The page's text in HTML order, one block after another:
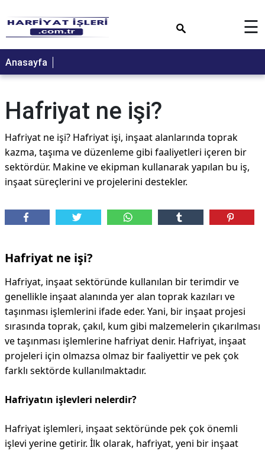
☰
Anasayfa
Hafriyat ne işi?
Hafriyat ne işi? Hafriyat işi, inşaat alanlarında toprak
kazma, taşıma ve düzenleme gibi faaliyetleri içeren bir
sektördür. Makine ve ekipman kullanarak yapılan bu iş,
inşaat süreçlerini ve projelerini destekler.
Hafriyat ne işi?
Hafriyat, inşaat sektöründe kullanılan bir terimdir ve
genellikle inşaat alanında yer alan toprak kazıları ve
taşınması işlemlerini ifade eder. Yani, bir inşaat projesi
sırasında toprak, çakıl, kum gibi malzemelerin çıkarılması
ve taşınması işlemlerine hafriyat denir. Hafriyat, inşaat
projeleri için olmazsa olmaz bir faaliyettir ve pek çok
farklı sektörde kullanılmaktadır.
Hafriyatın işlevleri nelerdir?
Hafriyat işlemleri, inşaat sektöründe pek çok önemli
işlevi yerine getirir. İlk olarak, hafriyat, yeni bir inşaat